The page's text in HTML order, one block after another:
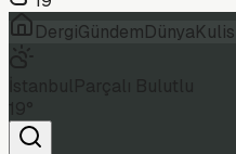
DergiGündemDünyaKulis